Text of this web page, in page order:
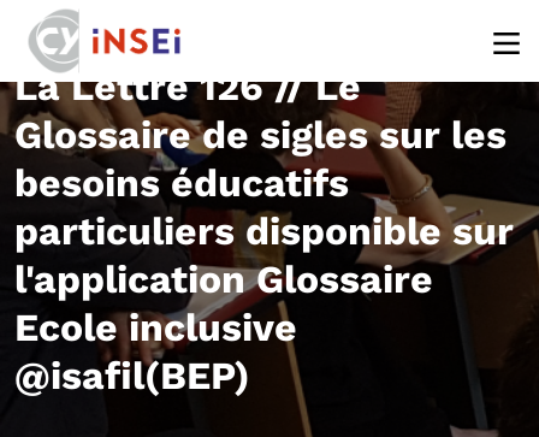
La Lettre 126 // Le
Glossaire de sigles sur les
besoins éducatifs
particuliers disponible sur
l'application Glossaire
Ecole inclusive
@isafil(BEP)